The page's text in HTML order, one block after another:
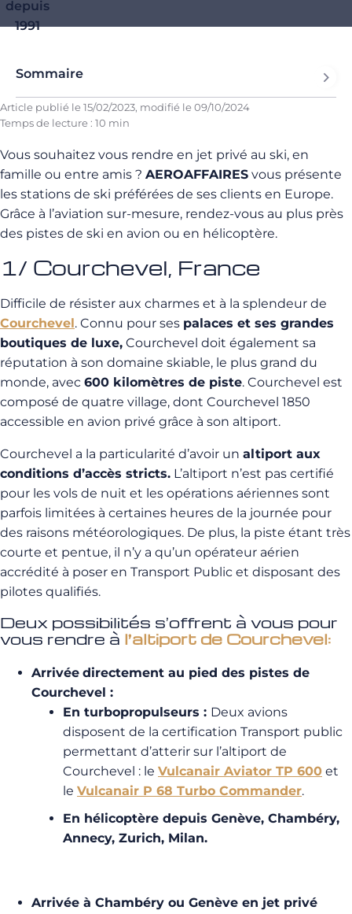
depuis
1991
Sommaire
Article publié le15/02/2023, modifié le09/10/2024
Temps de lecture : 10 min
Vous souhaitez vous rendre en jet privé au ski, en
famille ou entre amis ? AEROAFFAIRES vous présente
les stations de ski préférées de ses clients en Europe.
Grâce à l’aviation sur-mesure, rendez-vous au plus près
des pistes de ski en avion ou en hélicoptère.
1/ Courchevel, France
Difficile de résister aux charmes et à la splendeur de
Courchevel. Connu pour ses palaces et ses grandes
boutiques de luxe, Courchevel doit également sa
réputation à son domaine skiable, le plus grand du
monde, avec 600 kilomètres de piste. Courchevel est
composé de quatre village, dont Courchevel 1850
accessible en avion privé grâce à son altiport.
Courchevel a la particularité d’avoir un altiport aux
conditions d’accès stricts. L’altiport n’est pas certifié
pour les vols de nuit et les opérations aériennes sont
parfois limitées à certaines heures de la journée pour
des raisons météorologiques. De plus, la piste étant très
courte et pentue, il n’y a qu’un opérateur aérien
accrédité à poser en Transport Public et disposant des
pilotes qualifiés.
Deux possibilités s’offrent à vous pour
vous rendre à l’altiport de Courchevel:
Arrivée directement au pied des pistes de
Courchevel :
En turbopropulseurs : Deux avions
disposent de la certification Transport public
permettant d’atterir sur l’altiport de
Courchevel : le Vulcanair Aviator TP 600 et
le Vulcanair P 68 Turbo Commander.
En hélicoptère depuis Genève, Chambéry,
Annecy, Zurich, Milan.
Arrivée à Chambéry ou Genève en jet privé